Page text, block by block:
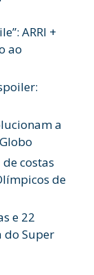
ARRI +
ao
a
costas
de
e 22
do Super